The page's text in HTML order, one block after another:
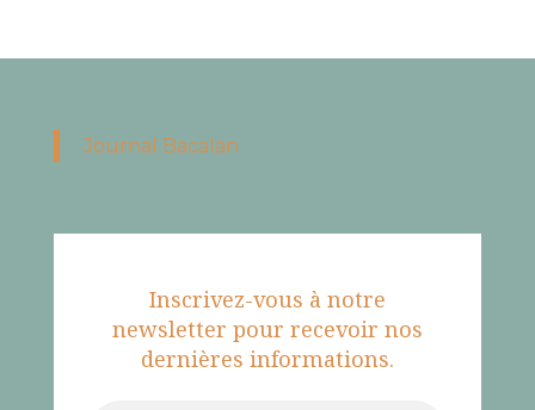
Journal Bacalan
Inscrivez-vous à notre
newsletter pour recevoir nos
dernières informations.